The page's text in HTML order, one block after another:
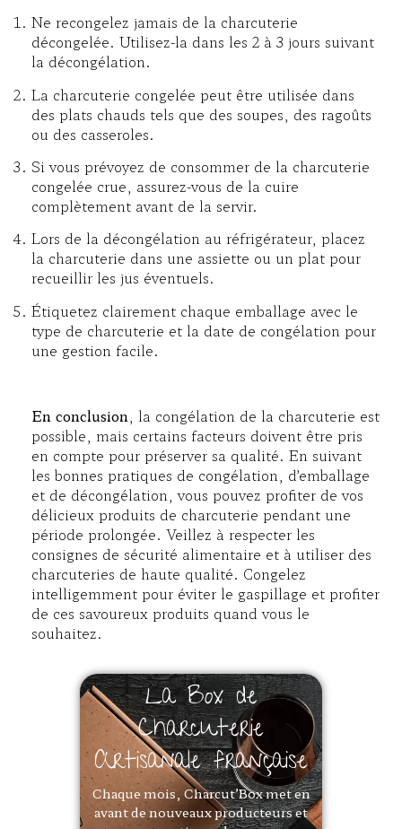
Ne recongelez jamais de la charcuterie
décongelée. Utilisez-la dans les 2 à 3 jours suivant
la décongélation.
La charcuterie congelée peut être utilisée dans
des plats chauds tels que des soupes, des ragoûts
ou des casseroles.
Si vous prévoyez de consommer de la charcuterie
congelée crue, assurez-vous de la cuire
complètement avant de la servir.
Lors de la décongélation au réfrigérateur, placez
la charcuterie dans une assiette ou un plat pour
recueillir les jus éventuels.
Étiquetez clairement chaque emballage avec le
type de charcuterie et la date de congélation pour
une gestion facile.
En conclusion , la congélation de la charcuterie est
possible, mais certains facteurs doivent être pris
en compte pour préserver sa qualité. En suivant
les bonnes pratiques de congélation, d’emballage
et de décongélation, vous pouvez profiter de vos
délicieux produits de charcuterie pendant une
période prolongée. Veillez à respecter les
consignes de sécurité alimentaire et à utiliser des
charcuteries de haute qualité. Congelez
intelligemment pour éviter le gaspillage et profiter
de ces savoureux produits quand vous le
souhaitez.
La Box de
Charcuterie
Artisanale française
Chaque mois, Charcut’Box met en
avant de nouveaux producteurs et